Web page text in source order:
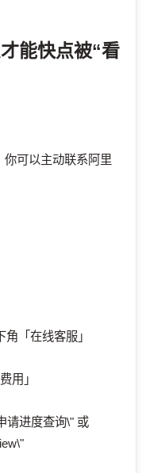
能快点被“看
可以主动联系阿里
「在线客服」
用」
请进度查询\" 或